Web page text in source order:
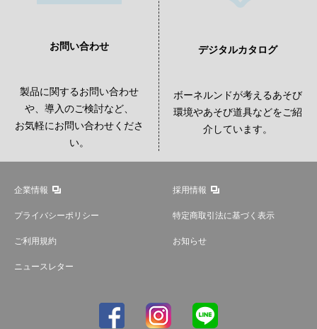
お問い合わせ
製品に関するお問い合わせ
や、導入のご検討など、
お気軽にお問い合わせくださ
い。
デジタルカタログ
ボーネルンドが考えるあそび
環境やあそび道具などをご紹
介しています。
企業情報 採用情報
プライバシーポリシー 特定商取引法に基づく表示
ご利用規約 お知らせ
ニュースレター